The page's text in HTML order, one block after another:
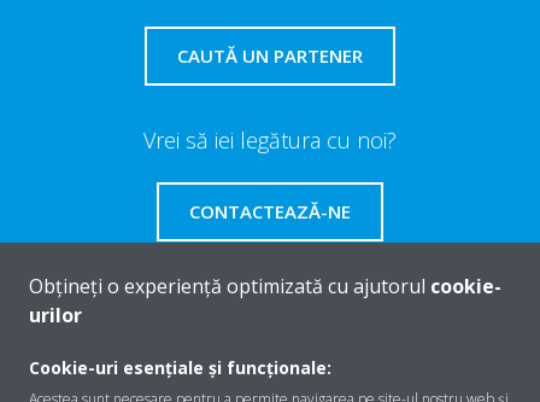
CAUTĂ UN PARTENER
Vrei să iei legătura cu noi?
CONTACTEAZĂ-NE
Despre Daikin
Obțineți o experiență optimizată cu ajutorul cookie-
urilor
Cookie-uri esențiale și funcționale: